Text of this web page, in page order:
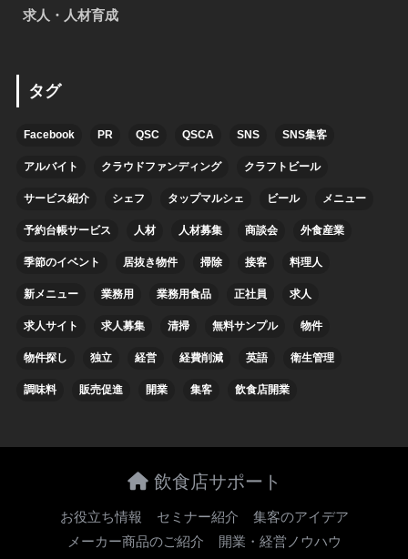
求人・人材育成
タグ
Facebook PR QSC QSCA SNS SNS集客
アルバイト クラウドファンディング クラフトビール
サービス紹介 シェフ タップマルシェ ビール メニュー
予約台帳サービス 人材 人材募集 商談会 外食産業
季節のイベント 居抜き物件 掃除 接客 料理人
新メニュー 業務用 業務用食品 正社員 求人
求人サイト 求人募集 清掃 無料サンプル 物件
物件探し 独立 経営 経費削減 英語 衛生管理
調味料 販売促進 開業 集客 飲食店開業
飲食店サポート
お役立ち情報 セミナー紹介
集客のアイデア
メーカー商品のご紹介
開業・経営ノウハウ